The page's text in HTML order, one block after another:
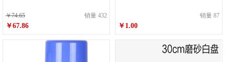
￥74.65 销量 432
￥67.86
销量 87
￥1.00